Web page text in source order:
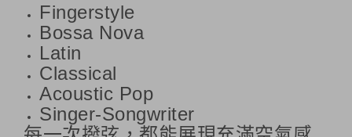
Fingerstyle
Bossa Nova
Latin
Classical
Acoustic Pop
Singer-Songwriter